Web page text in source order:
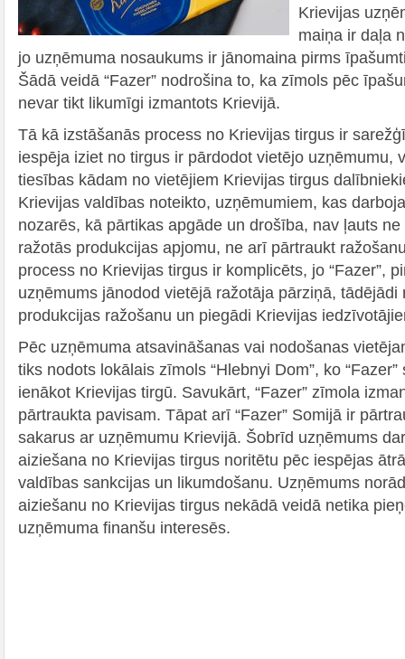
Krievijas
maiņa ir daļa
jo uzņēmuma nosaukums ir jānomaina pirms
Šādā veidā “Fazer” nodrošina to, ka zīmols pēc
nevar tikt likumīgi izmantots Krievijā.
Tā kā izstāšanās process no Krievijas tirgus ir
iespēja iziet no tirgus ir pārdodot vietējo uzņēmumu,
tiesības kādam no vietējiem Krievijas tirgus
Krievijas valdības noteikto, uzņēmumiem, kas
nozarēs, kā pārtikas apgāde un drošība, nav ļauts
ražotās produkcijas apjomu, ne arī pārtraukt
process no Krievijas tirgus ir komplicēts, jo “Fazer”,
uzņēmums jānodod vietējā ražotāja pārziņā, tādējādi
produkcijas ražošanu un piegādi Krievijas
Pēc uzņēmuma atsavināšanas vai nodošanas
tiks nodots lokālais zīmols “Hlebnyi Dom”, ko
ienākot Krievijas tirgū. Savukārt, “Fazer” zīmola
pārtraukta pavisam. Tāpat arī “Fazer” Somijā ir
sakarus ar uzņēmumu Krievijā. Šobrīd uzņēmums
aiziešana no Krievijas tirgus noritētu pēc iespējas
valdības sankcijas un likumdošanu. Uzņēmums
aiziešanu no Krievijas tirgus nekādā veidā netika
uzņēmuma finanšu interesēs.